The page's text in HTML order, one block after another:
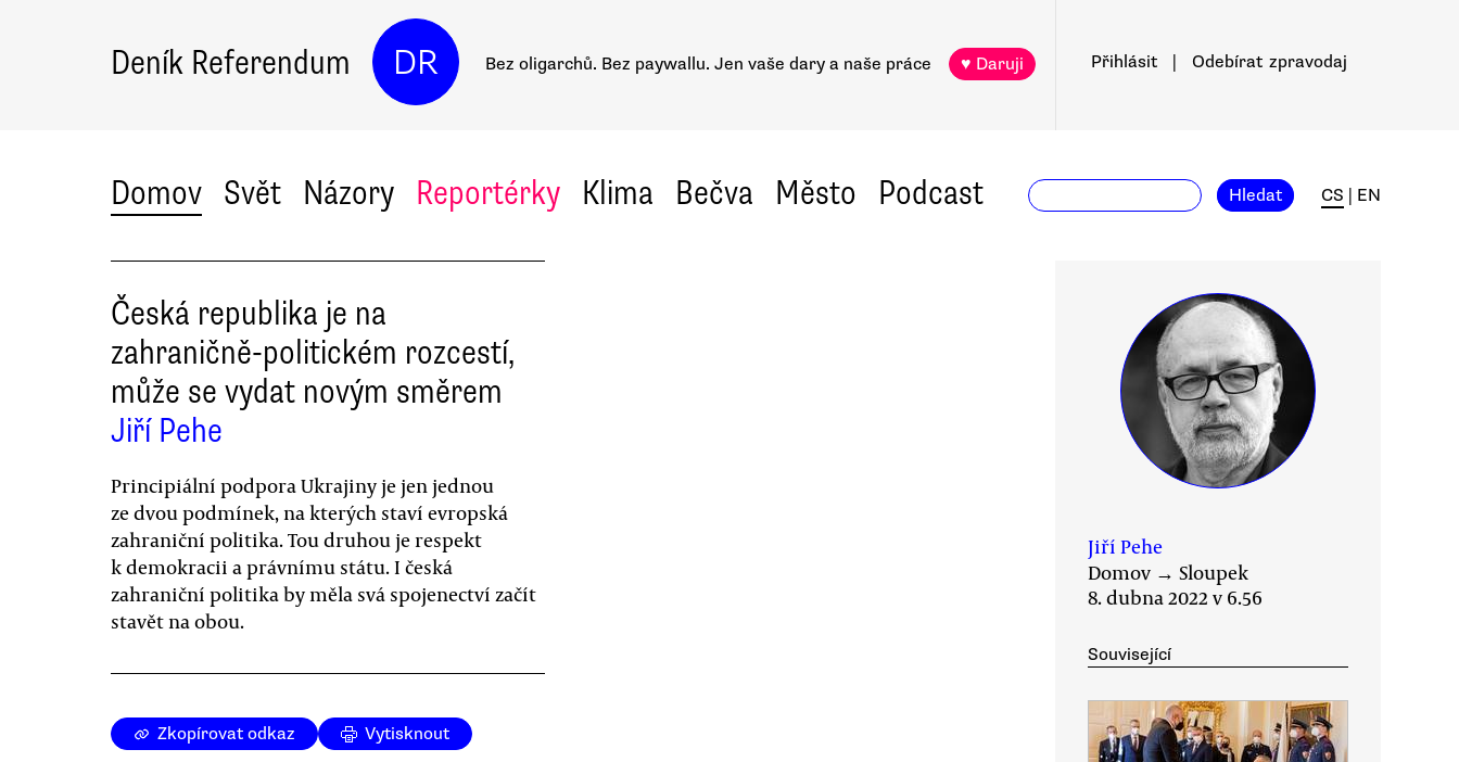
Deník Referendum DR Bez oligarchů. Bez paywallu. Jen vaše dary a naše práce ♥ Daruji Přihlásit Odebírat zpravodaj
Domov Svět Názory Reportérky Klima Bečva Město Podcast Hledat CS EN
Česká republika je na
zahraničně-politickém rozcestí,
může se vydat novým směrem
Jiří Pehe
Principiální podpora Ukrajiny je jen jednou
ze dvou podmínek, na kterých staví evropská
zahraniční politika. Tou druhou je respekt
k demokracii a právnímu státu. I česká
zahraniční politika by měla svá spojenectví začít
stavět na obou.
Zkopírovat odkaz Vytisknout
Jiří Pehe
Domov → Sloupek
8. dubna 2022 v 6.56
Související